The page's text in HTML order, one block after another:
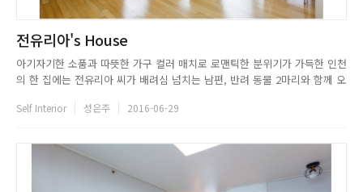
전유리아's House
아기자기한 소품과 따뜻한 가구 컬러 매치로 로맨틱한 분위기가 가득한 인천
의 한 집에는 전유리아 씨가 배려심 넘치는 남편, 반려 동물 2마리와 함께 오
난하게 어울리는 집에는 다채로운 컬러 대신 독특한 가구 배치가 시선을 사
Self Interior 성은주 2016-06-29